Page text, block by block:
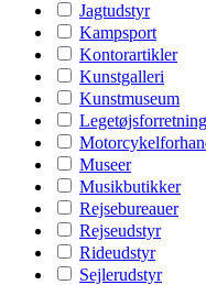
Jagtudstyr
Kampsport
Kontorartikler
Kunstgalleri
Kunstmuseum
Legetøjsforretning
Museer
Musikbutikker
Rejsebureauer
Rejseudstyr
Rideudstyr
Sejlerudstyr